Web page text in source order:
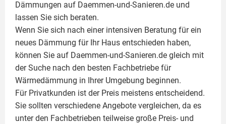
Dämmungen auf Daemmen-und-Sanieren.de und
lassen Sie sich beraten.
Wenn Sie sich nach einer intensiven Beratung für ein
neues Dämmung für Ihr Haus entschieden haben,
können Sie auf Daemmen-und-Sanieren.de gleich mit
der Suche nach den besten Fachbetriebe für
Wärmedämmung in Ihrer Umgebung beginnen.
Für Privatkunden ist der Preis meistens entscheidend.
Sie sollten verschiedene Angebote vergleichen, da es
unter den Fachbetrieben teilweise große Preis- und